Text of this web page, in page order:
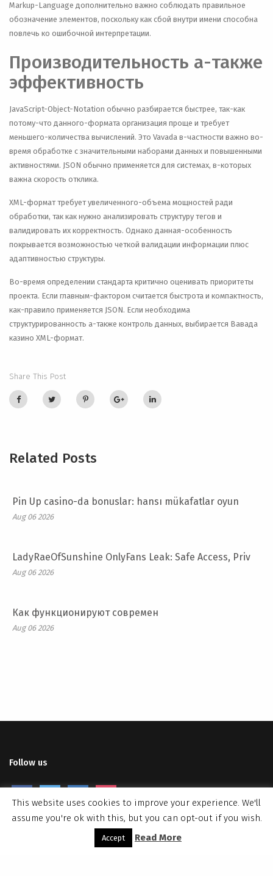
Markup-Language дополнительно важно соблюдать правильное
обозначение элементов, поскольку как сбой внутри имени способна
повлечь ко ошибочной интерпретации.
Производительность а-также
эффективность
JavaScript-Object-Notation обычно разбирается быстрее, так-как
потому-что данного-формата организация проще и требует
меньшего-количества вычислений. Это Vavada в-частности важно во-
время обработке с значительными наборами данных и повышенными
активностями. JSON обычно применяется для системах, в-которых
важна скорость отклика.
XML-формат требует увеличенного-объема мощностей ради
обработки, так как нужно анализировать структуру тегов и
валидировать их корректность. Однако данная-особенность
покрывается возможностью четкой валидации информации плюс
адаптивностью структуры.
Во-время определении стандарта критично оценивать приоритеты
проекта. Если главным-фактором считается быстрота и компактность,
как-правило применяется JSON. Если необходима
структурированность а-также контроль данных, выбирается Вавада
казино XML-формат.
Share This Post
Related Posts
Pin Up casino-da bonuslar: hansı mükafatlar oyun
Aug 06 2026
LadyRaeOfSunshine OnlyFans Leak: Safe Access, Priv
Aug 06 2026
Как функционируют современ
Aug 06 2026
Follow us
This website uses cookies to improve your experience. We'll
assume you're ok with this, but you can opt-out if you wish.
Accept Read More